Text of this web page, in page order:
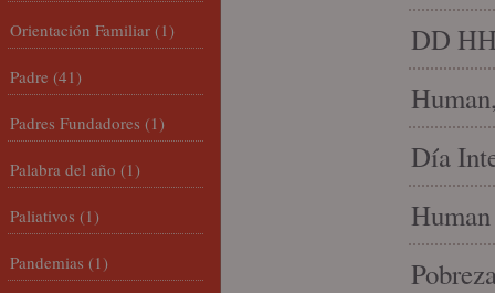
DD
Día
Orientación Familiar (1)
Padre (41)
Padres Fundadores (1)
Palabra del año (1)
Paliativos (1)
Pandemias (1)